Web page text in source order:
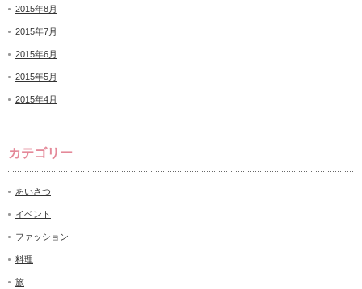
2015年8月
2015年7月
2015年6月
2015年5月
2015年4月
カテゴリー
あいさつ
イベント
ファッション
料理
旅